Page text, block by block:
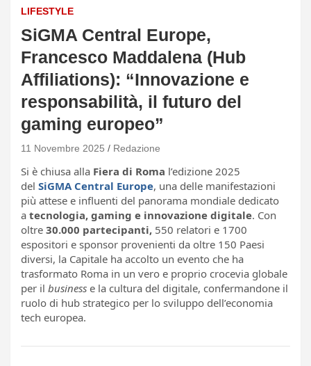
LIFESTYLE
SiGMA Central Europe,
Francesco Maddalena (Hub
Affiliations): “Innovazione e
responsabilità, il futuro del
gaming europeo”
11 Novembre 2025 Redazione
Si è chiusa alla Fiera di Roma l’edizione 2025
del SiGMA Central Europe, una delle manifestazioni
più attese e influenti del panorama mondiale dedicato
a tecnologia, gaming e innovazione digitale. Con
oltre 30.000 partecipanti, 550 relatori e 1700
espositori e sponsor provenienti da oltre 150 Paesi
diversi, la Capitale ha accolto un evento che ha
trasformato Roma in un vero e proprio crocevia globale
per il business e la cultura del digitale, confermandone il
ruolo di hub strategico per lo sviluppo dell’economia
tech europea.